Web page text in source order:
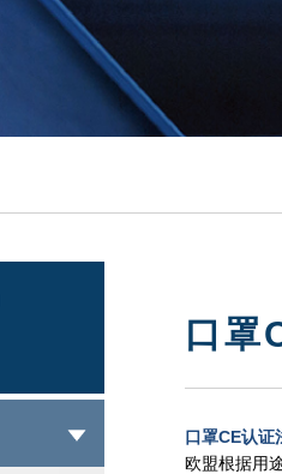
口罩
口罩CE认证
欧盟根据用